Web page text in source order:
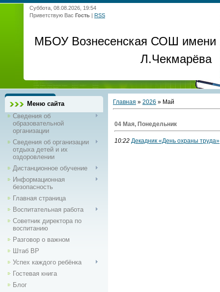
Суббота, 08.08.2026, 19:54
Приветствую Вас Гость | RSS
МБОУ Вознесенская СОШ имени
Л.Чекмарёва
Меню сайта
Сведения об
образовательной
организации
Сведения об организации
отдыха детей и их
оздоровлении
Дистанционное обучение
Информационная
безопасность
Главная страница
Воспитательная работа
Советник директора по
воспитанию
Разговор о важном
Штаб ВР
Успех каждого ребёнка
Гостевая книга
Блог
Главная » 2026 » Май
04 Мая, Понедельник
10:22 Декадник «День охраны труда»